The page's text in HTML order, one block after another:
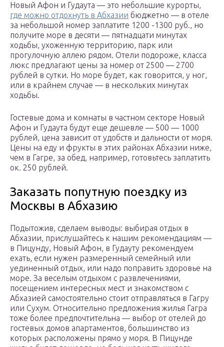
Новый Афон и Гудаута — это небольшие курорты,
где можно отдохнуть в Абхазии бюджетно — в отеле
за небольшой номер заплатите 1200 -1300 руб., но
получите море в десяти — пятнадцати минутах
ходьбы, ухоженную территорию, парк или
прогулочную аллею рядом. Отели подороже, класса
люкс предлагают цены за номер от 2500 — 2700
рублей в сутки. Но море будет, как говорится, у ног,
или в крайнем случае — в нескольких минутах
ходьбы.
Гостевые дома и комнаты в частном секторе Новый
Афон и Гудаута будут еще дешевле — 500 — 1000
рублей, цена зависит от удобств и дальности от моря.
Цены на еду и фрукты в этих районах Абхазии ниже,
чем в Гагре, за обед, например, готовьтесь заплатить
ок. 250 рублей.
Заказать попутную поездку из
Москвы в Абхазию
Подытожив, сделаем выводы: выбирая отдых в
Абхазии, прислушайтесь к нашим рекомендациям —
в Пицунду, Новый Афон, в Гудауту рекомендуем
ехать, если нужен размеренный семейный или
уединенный отдых, или надо поправить здоровье на
море. За веселым отдыхом с развлечениями,
посещением интересных мест и знакомством с
Абхазией самостоятельно стоит отправляться в Гагру
или Сухум. Относительно предложения жилья Гагра
тоже более предпочтительна — выбор от отелей до
гостевых домов апартаментов, большинство из
которых расположены прямо у моря. В Пицунде